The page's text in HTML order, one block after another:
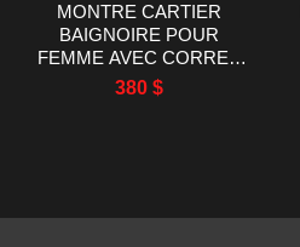
MONTRE CARTIER
BAIGNOIRE POUR
FEMME AVEC CORREA
DE PIEL VERDE PIEDRA
AF FACTORY 23X31MM
380 $